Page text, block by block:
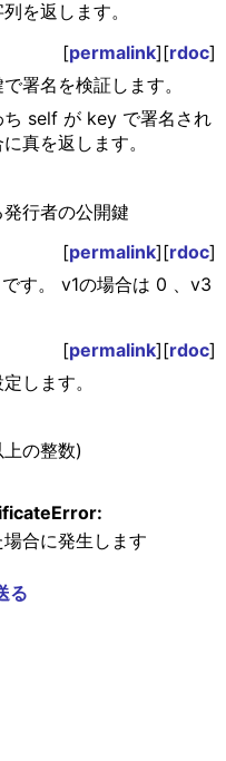
を返します。
[permalink][rdoc]
署名を検証します。
self が key で署名され
真を返します。
行者の公開鍵
[permalink][rdoc]
す。 v1の場合は 0 、v3
[permalink][rdoc]
します。
の整数)
合に発生します
る